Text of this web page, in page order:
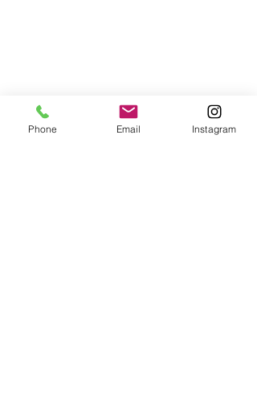
Phone Email Instagram